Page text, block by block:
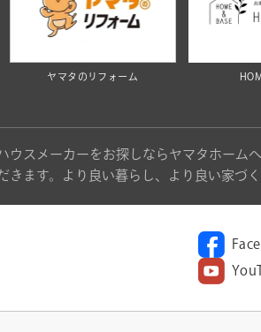
ヤマタのリフォーム
ウスメーカーをお探しならヤマタホーム
ます。より良い暮らし、より良い家づ